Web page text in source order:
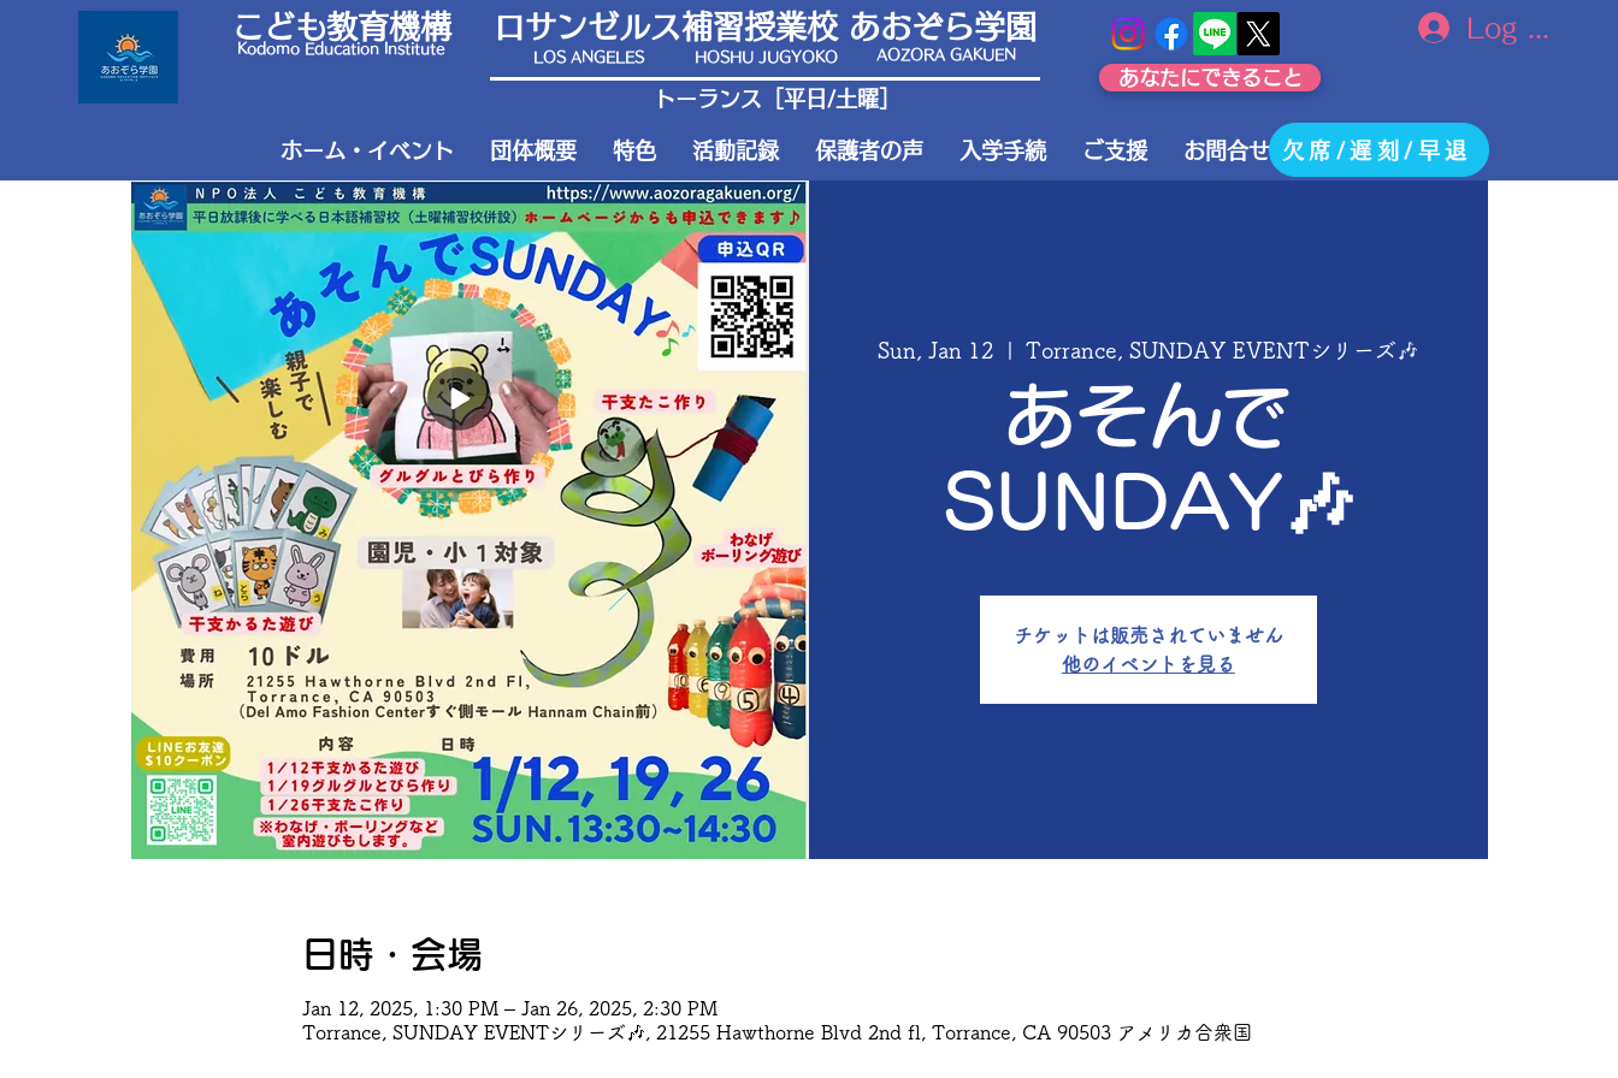
あなたにできること
Kodomo Education Institute
こども教育機構 ロサンゼルス補習授業校 あおぞら学園
AOZORA GAKUEN
​トーランス［平日/土曜］
LOS ANGELES HOSHU JUGYOKO
Log In
ホーム・イベント 団体概要 特色 活動記録 保護者の声 入学手続 ご支援 お問合せ 欠席/遅刻/早退
Sun, Jan 12
  |
Torrance, SUNDAY EVENTシリーズ🎶
あそんで
SUNDAY🎶
チケットは販売されていません
他のイベントを見る
日時・会場
Jan 12, 2025, 1:30 PM – Jan 26, 2025, 2:30 PM
Torrance, SUNDAY EVENTシリーズ🎶, 21255 Hawthorne Blvd 2nd fl, Torrance, CA 90503 アメリカ合衆国